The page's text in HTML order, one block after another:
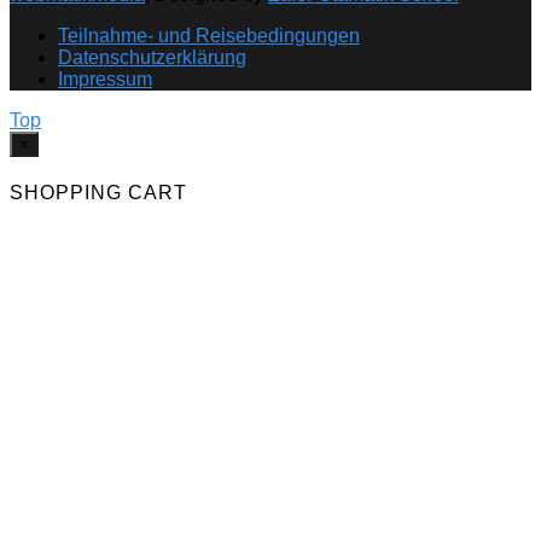
Teilnahme- und Reisebedingungen
Datenschutzerklärung
Impressum
Top
×
SHOPPING CART